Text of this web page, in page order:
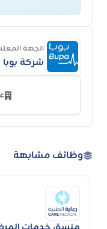
الجهة
شركة بوبا
وظائف مشابهة